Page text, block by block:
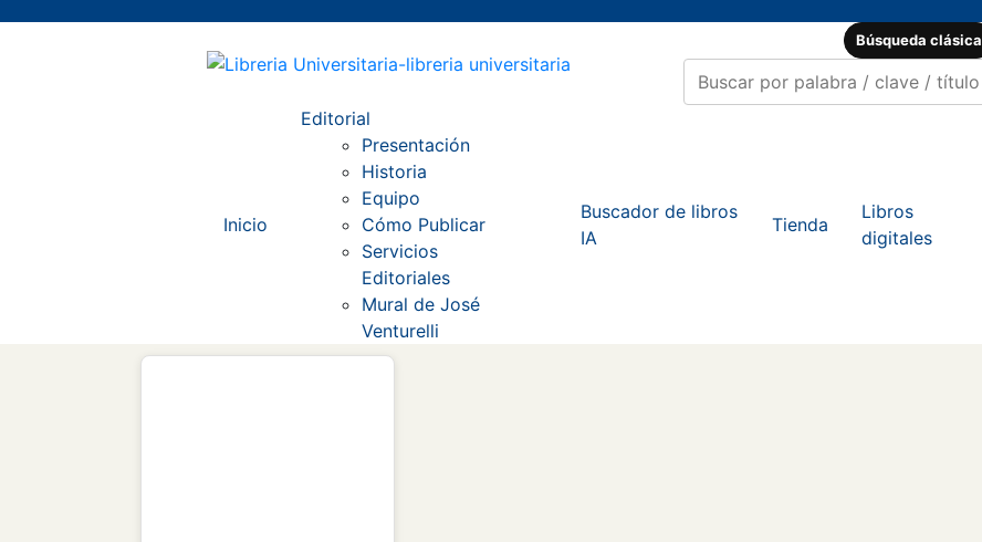
Búsqueda clásica
Inicio
Editorial
Presentación
Historia
Equipo
Cómo Publicar
Servicios
Editoriales
Mural de José
Venturelli
Buscador de libros
IA
Tienda
Libros
digitales